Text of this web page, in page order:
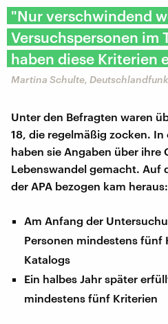
"Nur verschwindend
Versuchspersonen im
haben diese Kriterien
Martina Schulte,
Unter den Befragten waren
18, die regelmäßig zocken. In
haben sie Angaben über ihre
Lebenswandel gemacht. Auf
der APA bezogen kam heraus:
Am Anfang der
Personen mindestens fünf
Katalogs
Ein halbes Jahr später
mindestens fünf Kriterien